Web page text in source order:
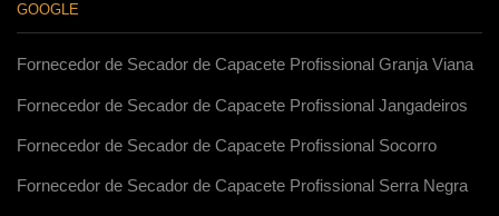
GOOGLE
Fornecedor de Secador de Capacete Profissional Granja Viana
Fornecedor de Secador de Capacete Profissional Jangadeiros
Fornecedor de Secador de Capacete Profissional Socorro
Fornecedor de Secador de Capacete Profissional Serra Negra